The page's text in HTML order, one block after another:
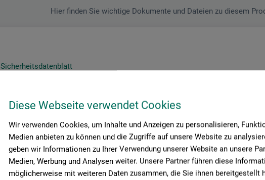
Diese Webseite verwendet Cookies
Wir verwenden Cookies, um Inhalte und Anzeigen zu personalisieren,
Medien anbieten zu können und die Zugriffe auf unsere Website zu
geben wir Informationen zu Ihrer Verwendung unserer Website an unsere
Medien, Werbung und Analysen weiter. Unsere Partner führen diese
möglicherweise mit weiteren Daten zusammen, die Sie ihnen bereitgestellt
Hier finden Sie wichtige Dokumente und Dateien zu diesem
Sicherheitsdatenblatt